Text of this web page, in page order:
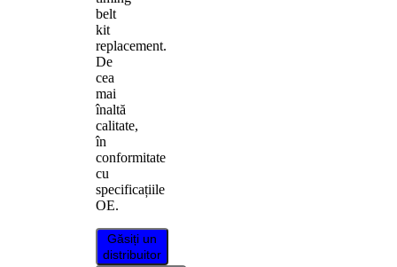
belt
kit
replacement.
De
cea
mai
înaltă
calitate,
în
conformitate
cu
specificațiile
OE.
Găsiți un
distribuitor